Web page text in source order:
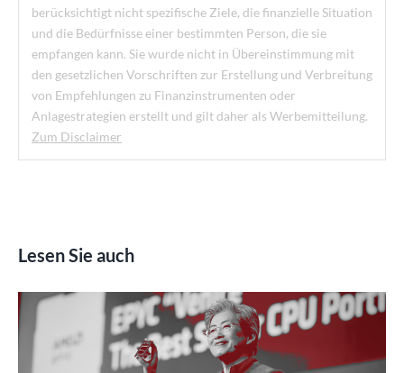
berücksichtigt nicht spezifische Ziele, die finanzielle Situation
und die Bedürfnisse einer bestimmten Person, die sie
empfangen kann. Sie wurde nicht in Übereinstimmung mit
den gesetzlichen Vorschriften zur Erstellung und Verbreitung
von Empfehlungen zu Finanzinstrumenten oder
Anlagestrategien erstellt und gilt daher als Werbemitteilung.
Zum Disclaimer
Lesen Sie auch